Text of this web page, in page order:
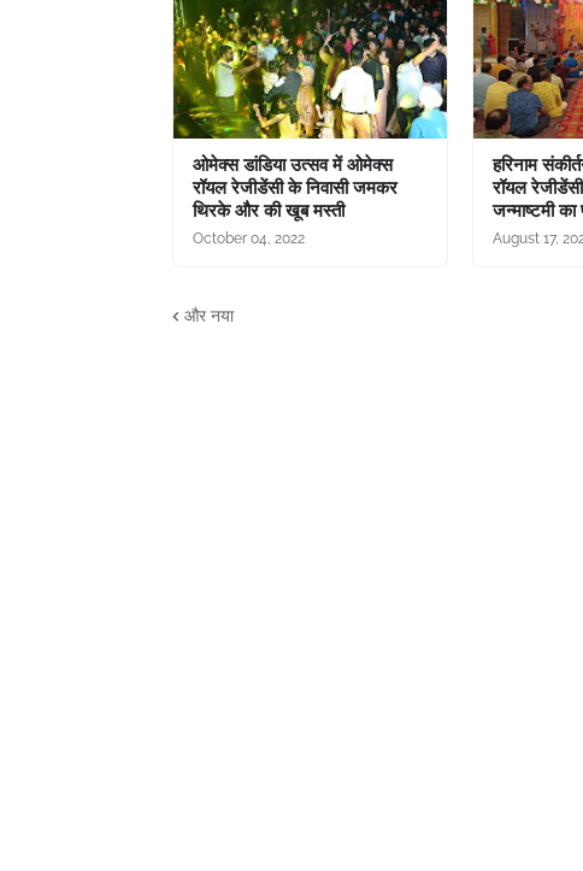
ओमेक्स डांडिया उत्सव में ओमेक्स
रॉयल रेजीडेंसी के निवासी जमकर
थिरके और की खूब मस्ती
October 04, 2022
हरिनाम
रॉयल
जन्माष्टमी का
August 17,
और नया